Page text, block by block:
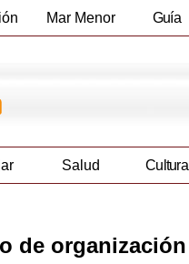
Mar Menor Guía
Salud Cultura
de